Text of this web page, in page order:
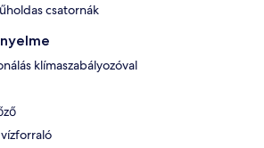
csatornák
klímaszabályozóval